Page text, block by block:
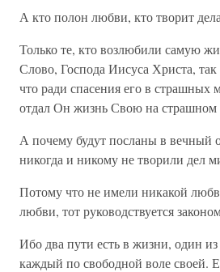
А кто полон любви, кто творит
Только те, кто возлюбили самую
Слово, Господа Иисуса Христа,
что ради спасения его в страшных
отдал Он жизнь Свою на страшном
А почему будут посланы в вечный
никогда и никому не творили дел
Потому что не имели никакой
любви, тот руководствуется
Ибо два пути есть в жизни, один
каждый по свободной воле своей.